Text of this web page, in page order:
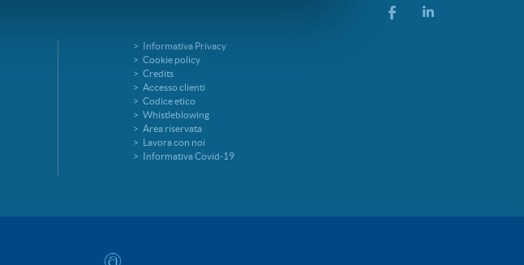
Informativa Privacy
Cookie policy
Credits
Accesso clienti
Codice etico
Whistleblowing
Area riservata
Lavora con noi
Informativa Covid-19